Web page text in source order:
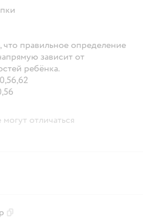
правильное определение
зависит от
ребёнка.
отличаться